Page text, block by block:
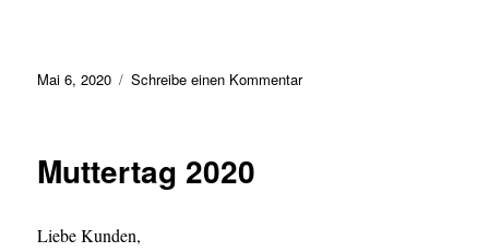
Veröffentlicht
Mai 6, 2020 Schreibe einen Kommentarzu
Muttertag 2020
Liebe Kunden,